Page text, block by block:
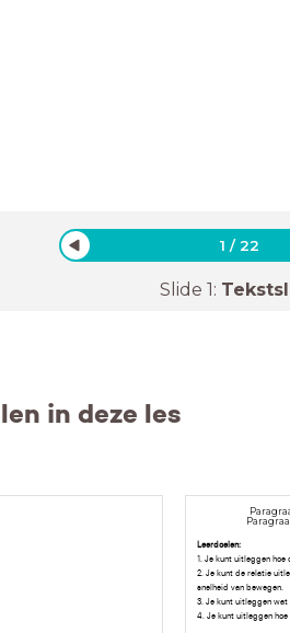
1 /22
Slide 1:
in deze les
Leerdoelen:
1. Je kunt uitleggen
2. Je kunt de relatie
snelheid van bewegen.
3. Je kunt uitleggen
4. Je kunt uitleggen